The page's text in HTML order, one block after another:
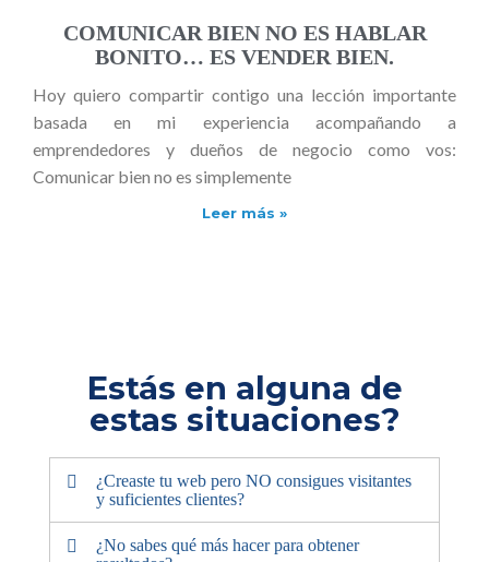
COMUNICAR BIEN NO ES HABLAR
BONITO… ES VENDER BIEN.
Hoy quiero compartir contigo una lección importante
basada en mi experiencia acompañando a
emprendedores y dueños de negocio como vos:
Comunicar bien no es simplemente
Leer más »
Estás en alguna de
estas situaciones?
¿Creaste tu web pero NO consigues visitantes
y suficientes clientes?
¿No sabes qué más hacer para obtener